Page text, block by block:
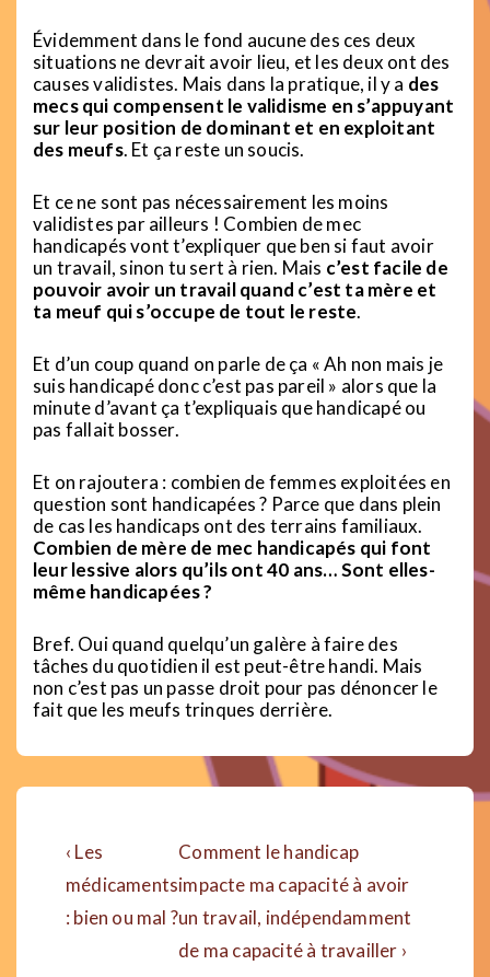
Évidemment dans le fond aucune des ces deux
situations ne devrait avoir lieu, et les deux ont des
causes validistes. Mais dans la pratique, il y a des
mecs qui compensent le validisme en s’appuyant
sur leur position de dominant et en exploitant
des meufs. Et ça reste un soucis.
Et ce ne sont pas nécessairement les moins
validistes par ailleurs ! Combien de mec
handicapés vont t’expliquer que ben si faut avoir
un travail, sinon tu sert à rien. Mais c’est facile de
pouvoir avoir un travail quand c’est ta mère et
ta meuf qui s’occupe de tout le reste.
Et d’un coup quand on parle de ça « Ah non mais je
suis handicapé donc c’est pas pareil » alors que la
minute d’avant ça t’expliquais que handicapé ou
pas fallait bosser.
Et on rajoutera : combien de femmes exploitées en
question sont handicapées ? Parce que dans plein
de cas les handicaps ont des terrains familiaux.
Combien de mère de mec handicapés qui font
leur lessive alors qu’ils ont 40 ans… Sont elles-
même handicapées ?
Bref. Oui quand quelqu’un galère à faire des
tâches du quotidien il est peut-être handi. Mais
non c’est pas un passe droit pour pas dénoncer le
fait que les meufs trinques derrière.
Navigation
de
l’article
Previous
Post
is
‹ Les
médicaments
: bien ou mal ?
Next
Post
is
Comment le handicap
impacte ma capacité à avoir
un travail, indépendamment
de ma capacité à travailler ›